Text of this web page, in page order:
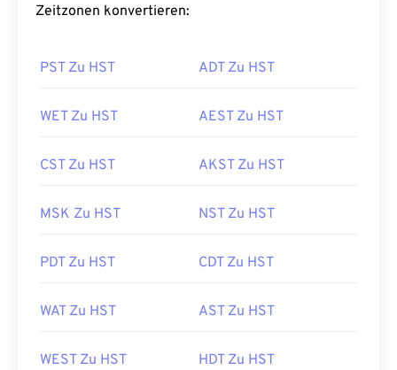
Zeitzonen konvertieren:
PST Zu HST ADT Zu HST
WET Zu HST AEST Zu HST
CST Zu HST AKST Zu HST
MSK Zu HST NST Zu HST
PDT Zu HST CDT Zu HST
WAT Zu HST AST Zu HST
WEST Zu HST HDT Zu HST